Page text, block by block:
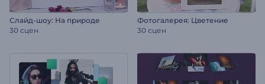
Слайд-шоу: На природе
30 сцен
Фотогалерея: Цветение
30 сцен